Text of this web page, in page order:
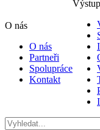
O nás
O nás
Partneři
Spolupráce
Kontakt